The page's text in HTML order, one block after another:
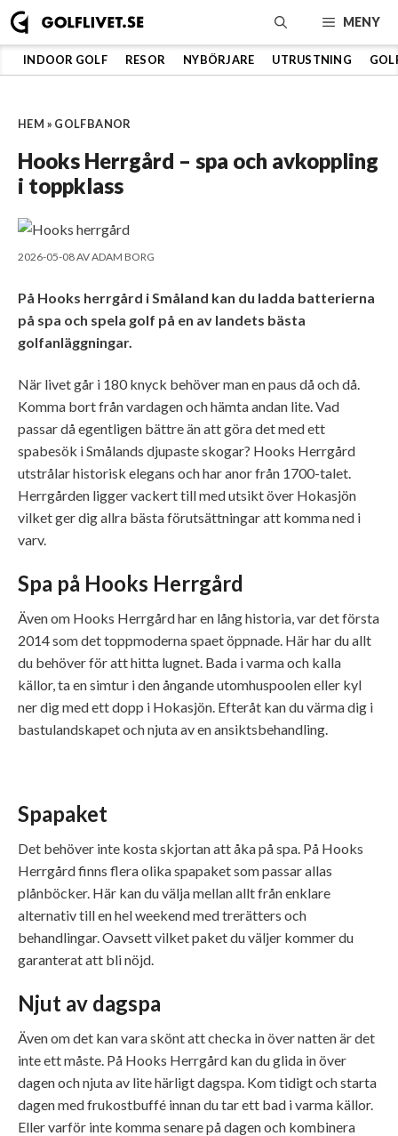
Hoppa
till
innehåll
MENY
INDOOR GOLF RESOR NYBÖRJARE UTRUSTNING
HEM » GOLFBANOR
Hooks Herrgård – spa och avkoppling
i toppklass
2026-05-08AVADAM BORG
På Hooks herrgård i Småland kan du ladda batterierna
på spa och spela golf på en av landets bästa
golfanläggningar.
När livet går i 180 knyck behöver man en paus då och då.
Komma bort från vardagen och hämta andan lite. Vad
passar då egentligen bättre än att göra det med ett
spabesök i Smålands djupaste skogar? Hooks Herrgård
utstrålar historisk elegans och har anor från 1700-talet.
Herrgården ligger vackert till med utsikt över Hokasjön
vilket ger dig allra bästa förutsättningar att komma ned i
varv.
Spa på Hooks Herrgård
Även om Hooks Herrgård har en lång historia, var det första
2014 som det toppmoderna spaet öppnade. Här har du allt
du behöver för att hitta lugnet. Bada i varma och kalla
källor, ta en simtur i den ångande utomhuspoolen eller kyl
ner dig med ett dopp i Hokasjön. Efteråt kan du värma dig i
bastulandskapet och njuta av en ansiktsbehandling.
Spapaket
Det behöver inte kosta skjortan att åka på spa. På Hooks
Herrgård finns flera olika spapaket som passar allas
plånböcker. Här kan du välja mellan allt från enklare
alternativ till en hel weekend med trerätters och
behandlingar. Oavsett vilket paket du väljer kommer du
garanterat att bli nöjd.
Njut av dagspa
Även om det kan vara skönt att checka in över natten är det
inte ett måste. På Hooks Herrgård kan du glida in över
dagen och njuta av lite härligt dagspa. Kom tidigt och starta
dagen med frukostbuffé innan du tar ett bad i varma källor.
Eller varför inte komma senare på dagen och kombinera